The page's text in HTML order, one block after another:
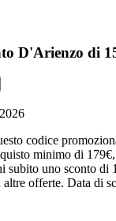
D'Arienzo di
codice
minimo di
subito uno sconto di
offerte. Data di